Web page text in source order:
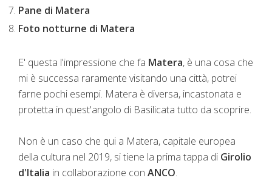
Pane di Matera
Foto notturne di Matera
E' questa l'impressione che fa Matera, è una cosa che
mi è successa raramente visitando una città, potrei
farne pochi esempi. Matera è diversa, incastonata e
protetta in quest'angolo di Basilicata tutto da scoprire.
Non è un caso che qui a Matera, capitale europea
della cultura nel 2019, si tiene la prima tappa di Girolio
d'Italia in collaborazione con ANCO.